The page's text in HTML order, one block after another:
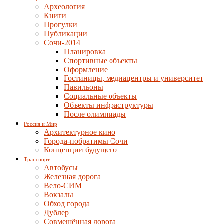
Археология
Книги
Прогулки
Публикации
Сочи-2014
Планировка
Спортивные объекты
Оформление
Гостиницы, медиацентры и университет
Павильоны
Социальные объекты
Объекты инфраструктуры
После олимпиады
Россия и Мир
Архитектурное кино
Города-побратимы Сочи
Концепции будущего
Транспорт
Автобусы
Железная дорога
Вело-СИМ
Вокзалы
Обход города
Дублер
Совмещённая дорога